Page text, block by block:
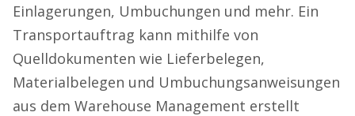
Einlagerungen, Umbuchungen und mehr. Ein
Transportauftrag kann mithilfe von
Quelldokumenten wie Lieferbelegen,
Materialbelegen und Umbuchungsanweisungen
aus dem Warehouse Management erstellt